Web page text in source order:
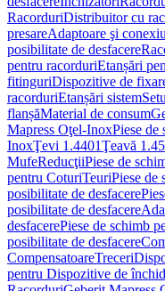
RacorduriDistribuitor cu
presareAdaptoare şi
posibilitate de desfacere
pentru racorduriEtanșări
fitinguriDispozitive de
racorduriEtanșări sistem
flanșăMaterial de consum
Mapress Oţel-InoxPiese de
InoxŢevi 1.4401Ţeavă
MufeReducţiiPiese de
pentru CoturiTeuriPiese de
posibilitate de desfacere
posibilitate de desfacere
desfacerePiese de schimb
posibilitate de desfacere
CompensatoareTreceri
pentru Dispozitive de